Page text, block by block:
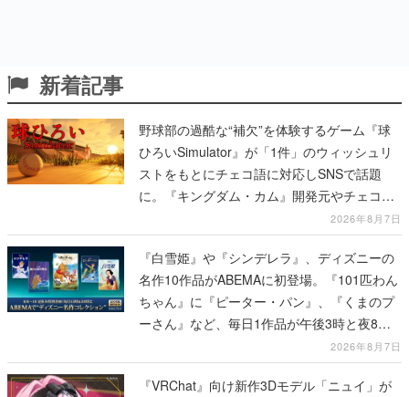
新着記事
野球部の過酷な“補欠”を体験するゲーム『球
ひろいSimulator』が「1件」のウィッシュリ
ストをもとにチェコ語に対応しSNSで話題
に。『キングダム・カム』開発元やチェコの
2026年8月7日
『白雪姫』や『シンデレラ』、ディズニーの
名作10作品がABEMAに初登場。『101匹わん
ちゃん』に『ピーター・パン』、『くまのプ
ーさん』など、毎日1作品が午後3時と夜8時
2026年8月7日
『VRChat』向け新作3Dモデル「ニュイ」が